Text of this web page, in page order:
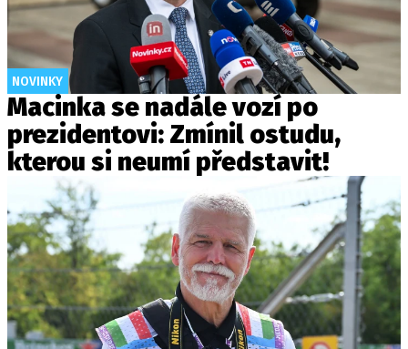
NOVINKY
Macinka se nadále vozí po
prezidentovi: Zmínil ostudu,
kterou si neumí představit!